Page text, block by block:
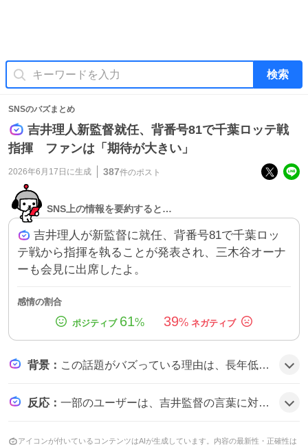
検索
SNSのバズまとめ
吉井理人新監督就任、背番号81で千葉ロッテ戦
指揮 ファンは「期待が大きい」
2026年6月17日 に生成 387件のポスト
SNS上の情報を要約すると…
吉井理人が新監督に就任、背番号81で千葉ロッ
テ戦から指揮を執ることが発表され、三木谷オーナ
ーも会見に出席したよ。
感情の割合
61% 39%
背景 ： この話題がバズっている理由は、長年低迷していた楽天イーグルスが中長期的な改革の一環として、経験豊富な吉井理人氏をシーズン途中で新監督に迎えたことに注目が集まったためだ。オーナーの三木谷浩史氏が自ら関与した人事と、背番号81や「社会人力」向上のコメントがファンの期待感を刺激した可能性がある。
反応 ： 一部のユーザーは、吉井監督の言葉に対しすぐに強くなるとは期待しないとの声もあるが、全体としては期待感や楽しみといった前向きな意見が多数見られる。
アイコンが付いているコンテンツはAIが生成しています。内容の最新性・正確性は